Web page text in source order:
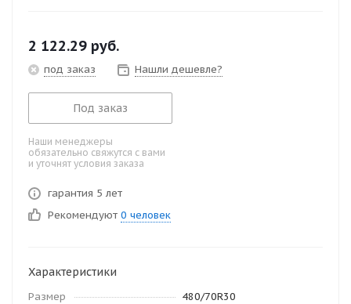
2 122.29 руб.
под заказ Нашли дешевле?
Под заказ
Наши менеджеры
обязательно свяжутся с вами
и уточнят условия заказа
гарантия 5 лет
Рекомендуют 0 человек
Характеристики
Размер
480/70R30